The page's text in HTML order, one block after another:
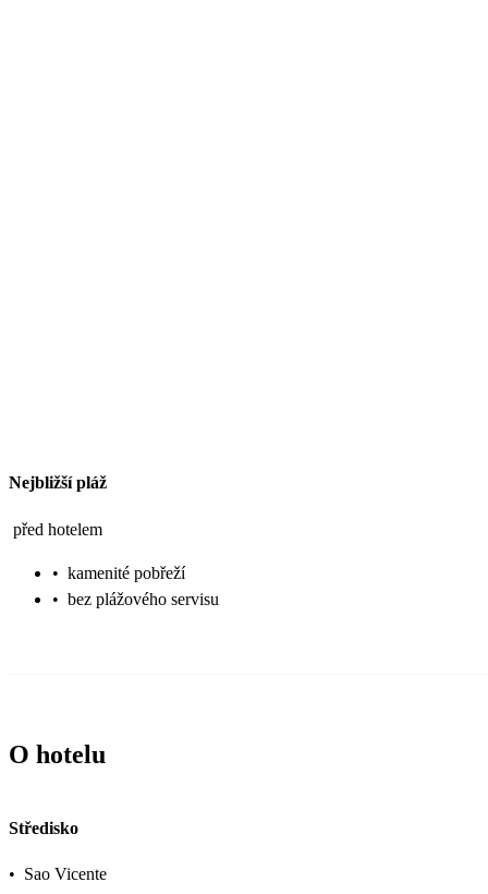
Nejbližší pláž
před hotelem
• kamenité pobřeží
• bez plážového servisu
O hotelu
Středisko
• Sao Vicente